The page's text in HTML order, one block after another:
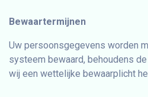
Bewaartermijnen
Uw persoonsgegevens worden
systeem bewaard, behoudens
wij een wettelijke bewaarplicht